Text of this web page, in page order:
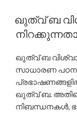
ഖുത്വ് ബ
ഖുത്വ് ബ
സാധാരണ പഠന
ഖുത്വ് ബ.
നിബന്ധനകള്‍,